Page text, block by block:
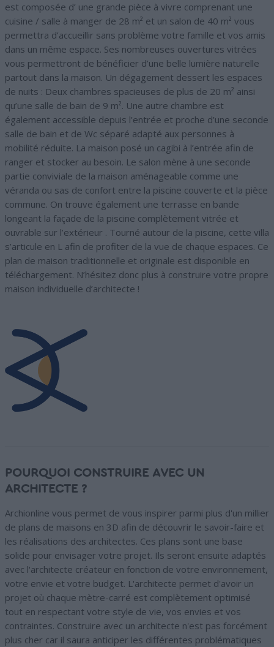
est composée d’ une grande pièce à vivre comprenant une
cuisine / salle à manger de 28 m² et un salon de 40 m² vous
permettra d’accueillir sans problème votre famille et vos amis
dans un même espace. Ses nombreuses ouvertures vitrées
vous permettront de bénéficier d’une belle lumière naturelle
partout dans la maison. Un dégagement dessert les espaces
de nuits : Deux chambres spacieuses de plus de 20 m² ainsi
qu’une salle de bain de 9 m². Une autre chambre est
également accessible depuis l’entrée et proche d’une seconde
salle de bain et de Wc séparé adapté aux personnes à
mobilité réduite. La maison posé un cagibi à l’entrée afin de
ranger et stocker au besoin. Le salon mène à une seconde
partie conviviale de la maison aménageable comme une
véranda ou sas de confort entre la piscine couverte et la pièce
commune. On trouve également une terrasse en bande
longeant la façade de la piscine complètement vitrée et
ouvrable sur l’extérieur . Tourné autour de la piscine, cette villa
s’articule en L afin de profiter de la vue de chaque espaces. Ce
plan de maison traditionnelle et originale est disponible en
téléchargement. N’hésitez donc plus à construire votre propre
maison individuelle d’architecte !
POURQUOI CONSTRUIRE AVEC UN
ARCHITECTE ?
Archionline vous permet de vous inspirer parmi plus d'un millier
de plans de maisons en 3D afin de découvrir le savoir-faire et
les réalisations des architectes. Ces plans sont une base
solide pour envisager votre projet. Ils seront ensuite adaptés
avec l'architecte créateur en fonction de votre environnement,
votre envie et votre budget. L'architecte permet d'avoir un
projet où chaque mètre-carré est complètement optimisé
tout en respectant votre style de vie, vos envies et vos
contraintes. Construire avec un architecte n'est pas forcément
plus cher car il saura anticiper les différentes problématiques